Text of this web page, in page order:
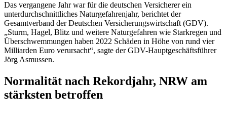
Das vergangene Jahr war für die deutschen Versicherer ein
unterdurchschnittliches Naturgefahrenjahr, berichtet der
Gesamtverband der Deutschen Versicherungswirtschaft (GDV).
„Sturm, Hagel, Blitz und weitere Naturgefahren wie Starkregen und
Überschwemmungen haben 2022 Schäden in Höhe von rund vier
Milliarden Euro verursacht“, sagte der GDV-Hauptgeschäftsführer
Jörg Asmussen.
Normalität nach Rekordjahr, NRW am
stärksten betroffen